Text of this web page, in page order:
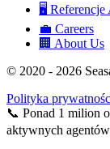
🖥️ Referencje
💼 Careers
🏢 About Us
© 2020 - 2026
Polityka
📞 Ponad 1 milion
aktywnych agentów